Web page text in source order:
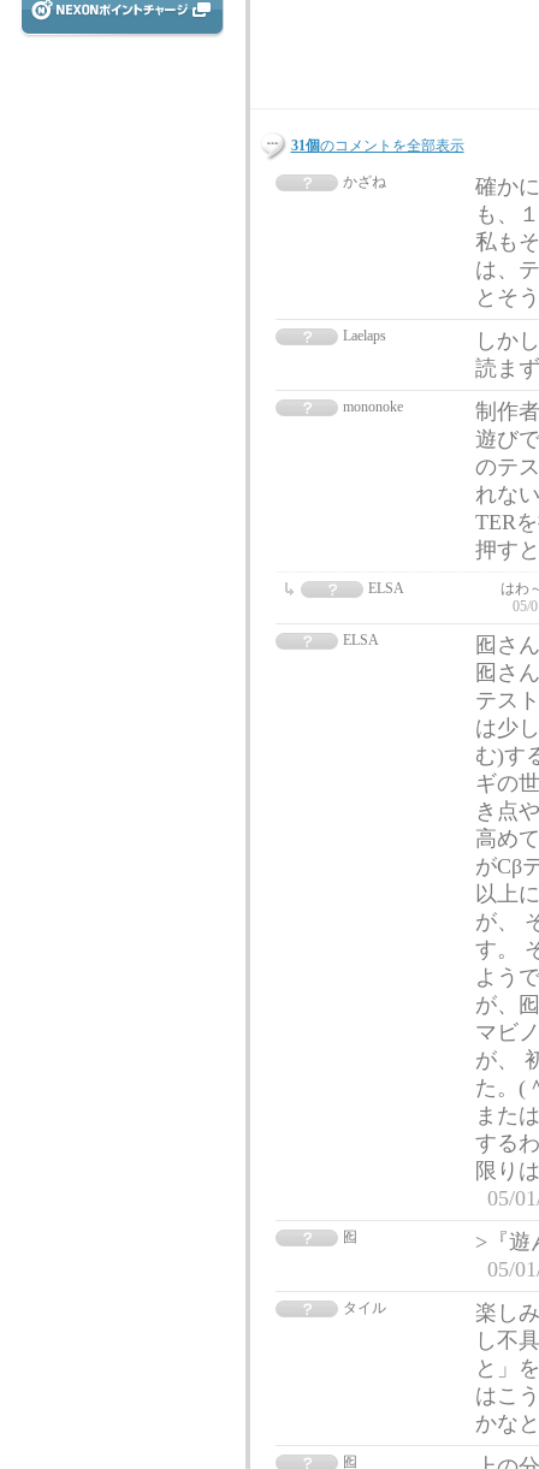
31個のコメントを全部表示
かざね
確か
も、
私も
は、
とそ
Laelaps
しか
読ま
mononoke
制作
遊び
のテ
れな
TER
押す
ELSA
はわ
05/
ELSA
囮さ
囮さ
テス
は少
む)す
ギの
き点
高め
がCβ
以上
が、
す。
よう
が、
マビ
が、
た。(
また
する
限り
05/
囮
>『遊
05/
タイル
楽し
し不
と」
はこ
かな
囮